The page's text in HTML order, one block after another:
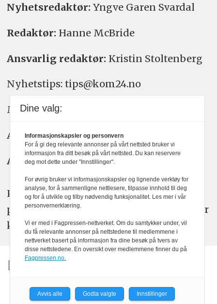
Nyhetsredaktør: Yngve Garen Svardal
Redaktør: Hanne McBride
Ansvarlig redaktør: Kristin Stoltenberg
Nyhetstips: tips@kom24.no
Meninger: meninger@kom24.no
Annonse: annonse@watchmedia.no
Abonnement:kom24@watchmedia.no
KOM24 arbeider etter Vær Varsom-
plakatens regler for god presseskikk. Her
kan du lese mer omPFUsarbeid.
Dine valg:
Informasjonskapsler og personvern
For å gi deg relevante annonser på vårt nettsted bruker vi
informasjon fra ditt besøk på vårt nettsted. Du kan reservere
deg mot dette under "Innstillinger".
For øvrig bruker vi informasjonskapsler og lignende verktøy for
analyse, for å sammenligne nettlesere, tilpasse innhold til deg
og for å utvikle og tilby nødvendig funksjonalitet. Les mer i vår
personvernerklæring.
Vi er med i Fagpressen-nettverket. Om du samtykker under, vil
du få relevante annonser på nettstedene til medlemmene i
nettverket basert på informasjon fra dine besøk på tvers av
disse nettstedene. En oversikt over medlemmene finner du på
Fagpressen.no.
Avvis alle Godta valgte Innstillinger